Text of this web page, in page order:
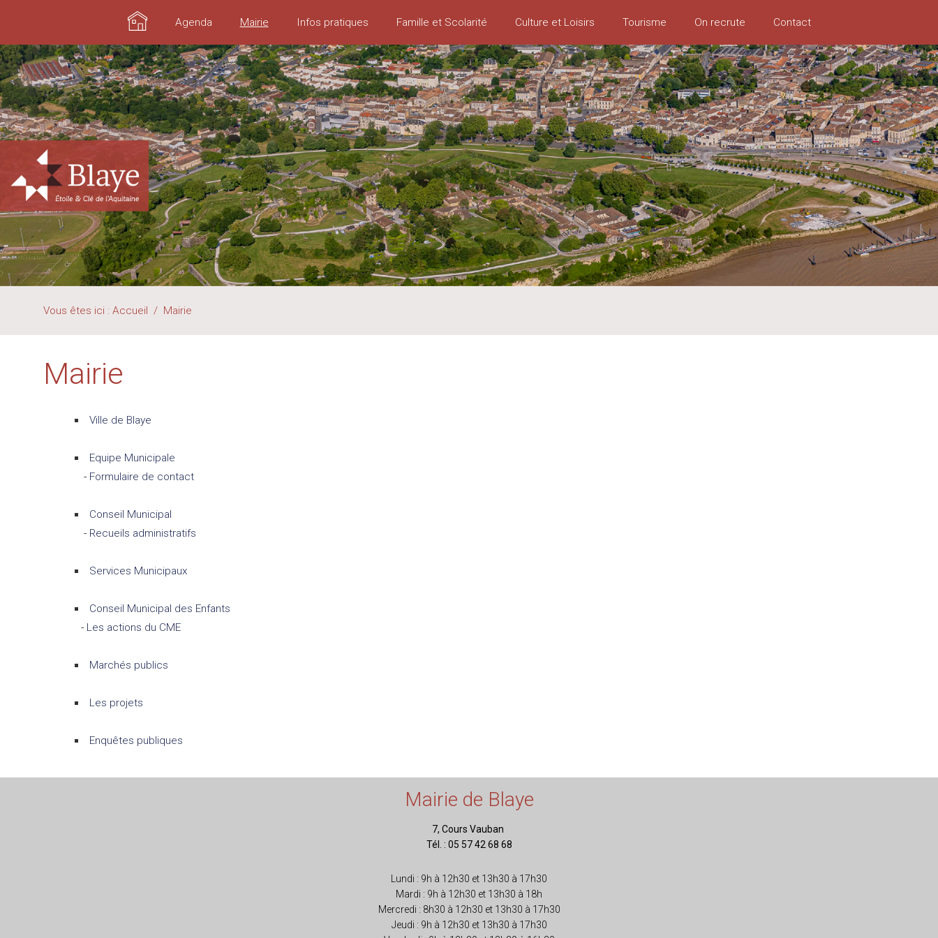
Accueil Agenda Mairie Infos pratiques Famille et Scolarité Culture et Loisirs Tourisme On recrute Contact
Vous êtes ici : Accueil / Mairie
Mairie
Ville de Blaye
Equipe Municipale
- Formulaire de contact
Conseil Municipal
- Recueils administratifs
Services Municipaux
Conseil Municipal des Enfants
- Les actions du CME
Marchés publics
Les projets
Enquêtes publiques
Mairie de Blaye
7, Cours Vauban
Tél. : 05 57 42 68 68
Lundi : 9h à 12h30 et 13h30 à 17h30
Mardi : 9h à 12h30 et 13h30 à 18h
Mercredi : 8h30 à 12h30 et 13h30 à 17h30
Jeudi : 9h à 12h30 et 13h30 à 17h30